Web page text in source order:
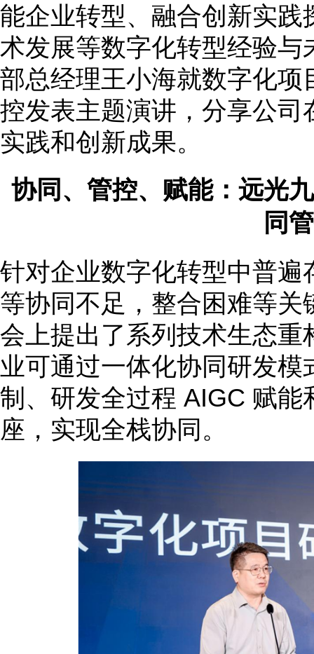
能企业转型、融合创新实
术发展等数字化转型经验
部总经理王小海就数字化
控发表主题演讲，分享公
实践和创新成果。
协同、管控、赋能：远光
同
针对企业数字化转型中普
等协同不足，整合困难等
会上提出了系列技术生态
业可通过一体化协同研发
制、研发全过程 AIGC 赋
座，实现全栈协同。